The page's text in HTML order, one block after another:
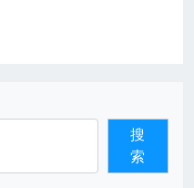
搜
索